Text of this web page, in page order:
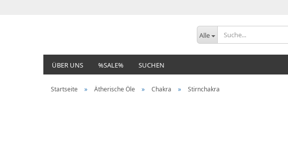
Alle
ÜBER UNS %SALE% SUCHEN
Startseite » Ätherische Öle » Chakra » Stirnchakra